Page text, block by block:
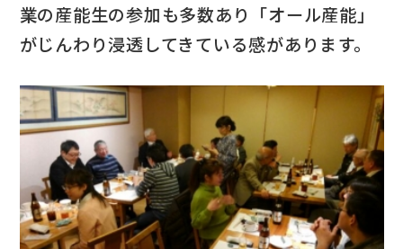
業の産能生の参加も多数あり「オール産能」
がじんわり浸透してきている感があります。